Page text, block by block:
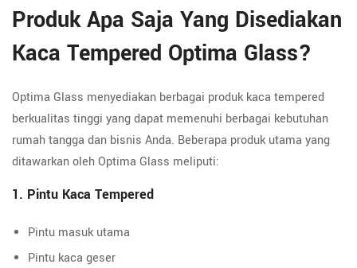
Produk Apa Saja Yang Disediakan
Kaca Tempered Optima Glass?
Optima Glass menyediakan berbagai produk kaca tempered
berkualitas tinggi yang dapat memenuhi berbagai kebutuhan
rumah tangga dan bisnis Anda. Beberapa produk utama yang
ditawarkan oleh Optima Glass meliputi:
1. Pintu Kaca Tempered
Pintu masuk utama
Pintu kaca geser